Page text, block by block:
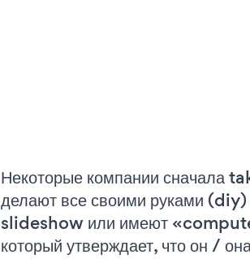
Некоторые компании сначала
делают все своими руками
slideshow или имеют
который утверждает, что он /